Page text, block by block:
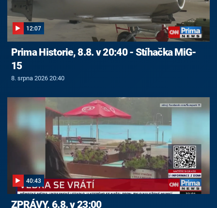
12:07
Prima Historie, 8.8. v 20:40 - Stíhačka MiG-
15
8. srpna 2026 20:40
40:43
ZPRÁVY, 6.8. v 23:00